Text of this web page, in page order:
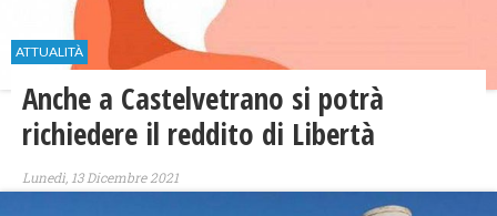
ATTUALITÀ
Anche a Castelvetrano si potrà
richiedere il reddito di Libertà
Lunedì, 13 Dicembre 2021